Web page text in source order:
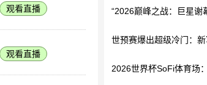
观看直播
观看直播
“2026巅峰之战：巨星谢
世预赛爆出超级冷门：
2026世界杯SoFi体育场